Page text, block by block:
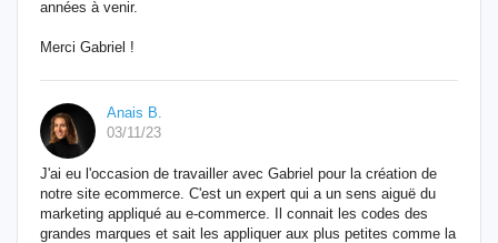
années à venir.
Merci Gabriel !
Anais B.
03/11/23
J'ai eu l'occasion de travailler avec Gabriel pour la création de
notre site ecommerce. C'est un expert qui a un sens aiguë du
marketing appliqué au e-commerce. Il connait les codes des
grandes marques et sait les appliquer aux plus petites comme la